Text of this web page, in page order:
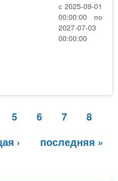
с 2025-09-01
00:00:00 по
2027-07-03
00:00:00
5 6 7
8
› последняя »